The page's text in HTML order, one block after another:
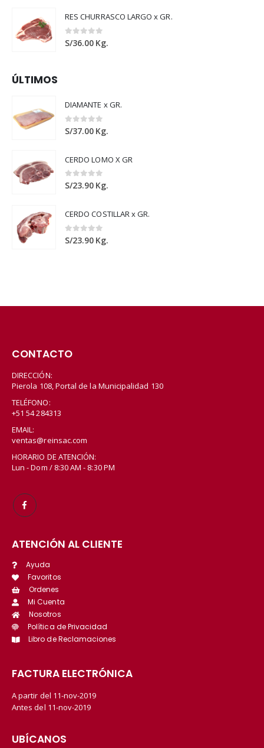
RES CHURRASCO LARGO x GR.
0out of 5
S/36.00 Kg.
ÚLTIMOS
DIAMANTE x GR.
0out of 5
S/37.00 Kg.
CERDO LOMO X GR
0out of 5
S/23.90 Kg.
CERDO COSTILLAR x GR.
0out of 5
S/23.90 Kg.
CONTACTO
DIRECCIÓN:
Pierola 108, Portal de la Municipalidad 130
TELÉFONO:
+51 54 284313
EMAIL:
ventas@reinsac.com
HORARIO DE ATENCIÓN:
Lun - Dom / 8:30 AM - 8:30 PM
ATENCIÓN AL CLIENTE
Ayuda
Favoritos
Ordenes
Mi Cuenta
Nosotros
Política de Privacidad
Libro de Reclamaciones
FACTURA ELECTRÓNICA
A partir del 11-nov-2019
Antes del 11-nov-2019
UBÍCANOS